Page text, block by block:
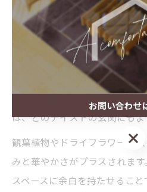
玄関をホテルのようにおしゃれ
にも工夫が必要です。まず、
め、素材や色味をインテリア
びましょう。例えば、ガラス
ンプルなフレームアート、ス
は、どのテイストの玄関にも
観葉植物やドライフラワーを
みと華やかさがプラスされます
スペースに余白を持たせるこ
お問い合わせ
お問い合わせ